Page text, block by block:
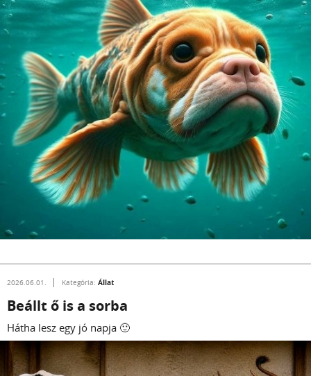
2026.06.01. Kategória: Állat
Beállt ő is a sorba
Hátha lesz egy jó napja 🙂